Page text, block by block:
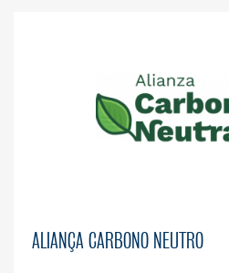
ALIANÇA CARBONO NEUTRO